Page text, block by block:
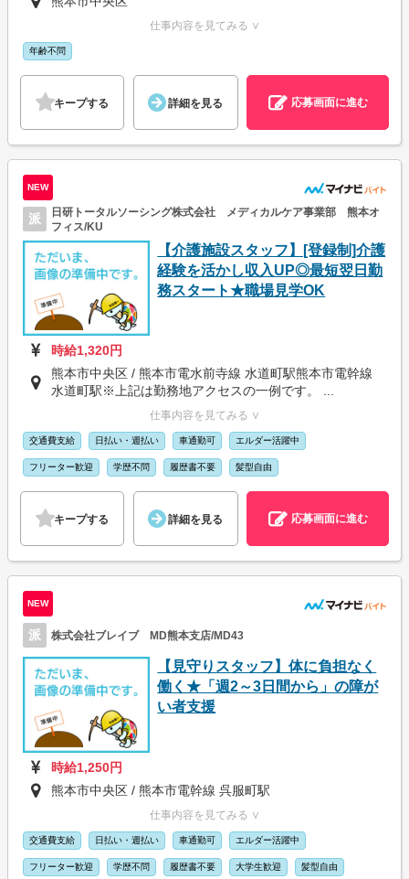
仕事内容を見てみる ∨
年齢不問
キープする 詳細を見る 応募画面に進む
NEW
派
日研トータルソーシング株式会社 メディカルケア事業部 熊本オ
フィス/KU
【介護施設スタッフ】[登録制]介護
経験を活かし収入UP◎最短翌日勤
務スタート★職場見学OK
時給1,320円
熊本市中央区 / 熊本市電水前寺線 水道町駅熊本市電幹線
水道町駅※上記は勤務地アクセスの一例です。 ...
仕事内容を見てみる ∨
交通費支給 日払い・週払い 車通勤可 エルダー活躍中
フリーター歓迎 学歴不問 履歴書不要 髪型自由
キープする 詳細を見る 応募画面に進む
NEW
派 株式会社ブレイブ MD熊本支店/MD43
【見守りスタッフ】体に負担なく
働く★「週2～3日間から」の障が
い者支援
時給1,250円
熊本市中央区 / 熊本市電幹線 呉服町駅
仕事内容を見てみる ∨
交通費支給 日払い・週払い 車通勤可 エルダー活躍中
フリーター歓迎 学歴不問 履歴書不要 大学生歓迎 髪型自由